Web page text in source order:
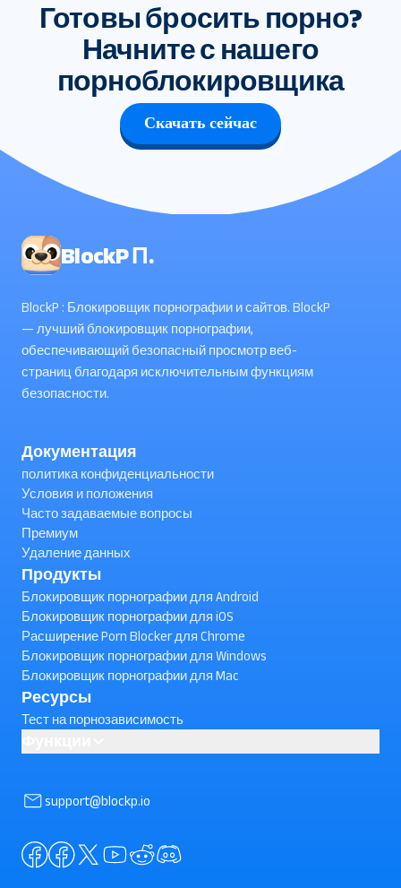
Готовы бросить порно?
Начните с нашего
порноблокировщика
Скачать сейчас
BlockP П.
BlockP : Блокировщик порнографии и сайтов. BlockP
— лучший блокировщик порнографии,
обеспечивающий безопасный просмотр веб-
страниц благодаря исключительным функциям
безопасности.
Документация
политика конфиденциальности
Условия и положения
Часто задаваемые вопросы
Премиум
Удаление данных
Продукты
Блокировщик порнографии для Android
Блокировщик порнографии для iOS
Расширение Porn Blocker для Chrome
Блокировщик порнографии для Windows
Блокировщик порнографии для Mac
Ресурсы
Тест на порнозависимость
Android ? (проверьте)
support@blockp.io